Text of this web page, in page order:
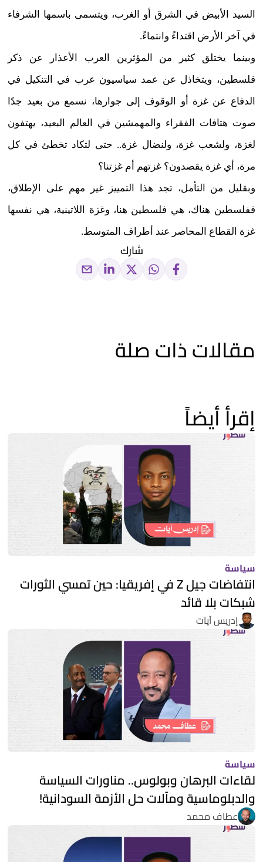
السيد الأبيض في الشرق أو الغرب، ويتسمى باسمها الشرفاء
في آخر الأرض اقتداءً وانتماءً.
وبينما يختلق كثير من المؤثرين العرب الأعذار عن ذكر
فلسطين، ويتخاذل عن عمد سياسيون عرب في التنكيل في
الدفاع عن غزة أو الوقوف إلى جوارها، نسمع من بعيد جدًا
صوت هتافات الفقراء والمهمشين في العالم البعيد، يهتفون
لغزة، ولشعب غزة، ولنضال غزة.. حتى لتكاد تخطئ في كل
مرة، أي غزة يقصدون؟ غزتهم أم غزتنا؟
وبقليل من التأمل، تجد هذا التمييز غير مهم على الإطلاق،
ففلسطين هناك، هي فلسطين هنا، وغزة اللاتينية، هي نفسها
غزة القطاع المحاصر عند أطراف المتوسط.
شارك
مقالات ذات صلة
إقرأ أيضاً
سياسة
انتفاضات جيل Z في إفريقيا: حين تمسي الثورات
شبكات بلا قائد
إدريس آيات
سياسة
لقاءات البرهان وبولوس.. مناورات السياسة
والدبلوماسية ومآلات حل الأزمة السودانية!
عطاف محمد